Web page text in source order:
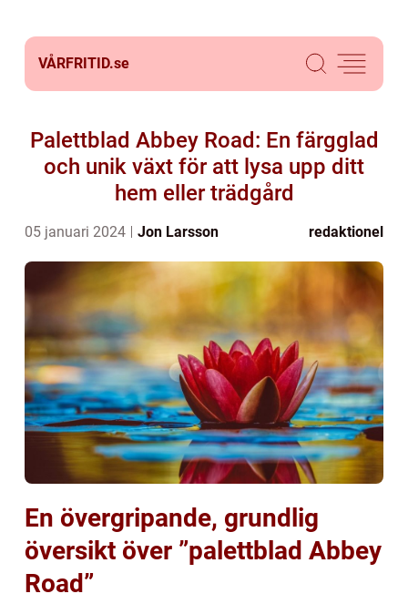
VÅRFRITID.se
Palettblad Abbey Road: En färgglad
och unik växt för att lysa upp ditt
hem eller trädgård
05 januari 2024 Jon Larsson redaktionel
En övergripande, grundlig
översikt över ”palettblad Abbey
Road”